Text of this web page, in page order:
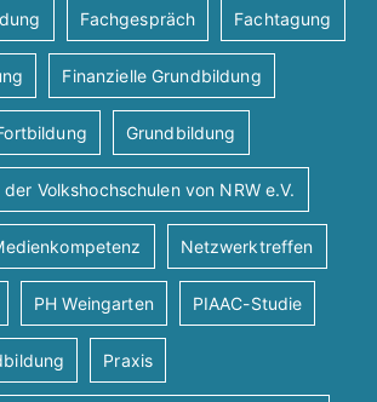
Fachgespräch Fachtagung
Finanzielle Grundbildung
Grundbildung
Volkshochschulen von NRW e.V.
Netzwerktreffen
PH Weingarten PIAAC-Studie
Praxis